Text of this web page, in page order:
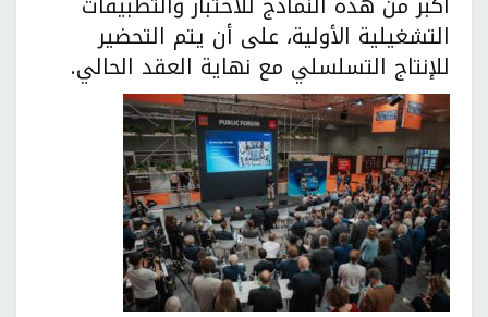
التشغيلية الأولية، على أن يتم التحضير
للإنتاج التسلسلي مع نهاية العقد الحالي.